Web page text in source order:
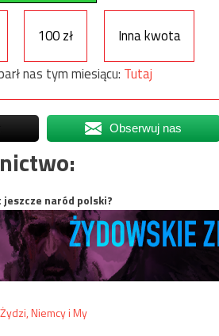
100 zł
Inna kwota
nas tym miesiącu: Tutaj
Obserwuj nas
jeszcze naród polski?